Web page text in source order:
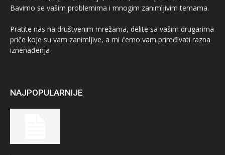
Bavimo se vašim problemima i mnogim zanimljivim temama.
Pratite nas na društvenim mrežama, delite sa vašim drugarima
priče koje su vam zanimljive, a mi ćemo vam priređivati razna
iznenađenja
NAJPOPULARNIJE